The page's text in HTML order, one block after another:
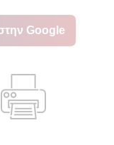
Google